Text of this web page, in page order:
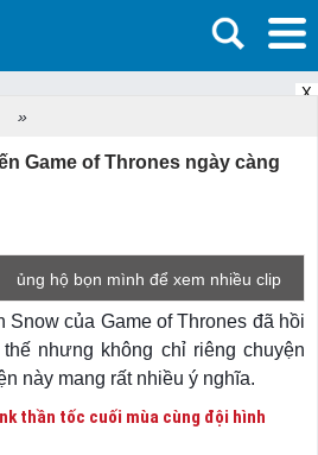
X
»
Game of Thrones ngày càng
ủng hộ bọn mình để xem nhiều clip
Snow của Game of Thrones đã hồi
nhưng không chỉ riêng chuyện
này mang rất nhiều ý nghĩa.
thần tốc cuối mùa cùng đội hình